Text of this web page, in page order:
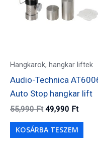
Hangkarok, hangkar liftek
Audio-Technica
Auto Stop hangkar lift
55,990Ft Original
was:
55,990 Ft.
49,990 FtCurrent
KOSÁRBA TESZEM